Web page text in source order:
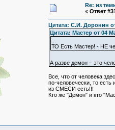
Re: из
« Ответ
Цитата: С.И. Доронин
Цитата: Мастер от 04
ТО Есть Мастер! - НЕ
А разве демон – это
Все, что от человека
по-человечески, то есть
из СМЕСИ есть!!!
Кто же "Демон" и кто